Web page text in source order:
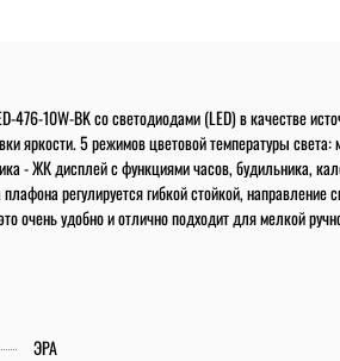
476-10W-BK со светодиодами (LED) в качестве
яркости. 5 режимов цветовой температуры
- ЖК дисплей с функциями часов, будильника,
регулируется гибкой стойкой,
очень удобно и отлично подходит для мелкой
ЭРА